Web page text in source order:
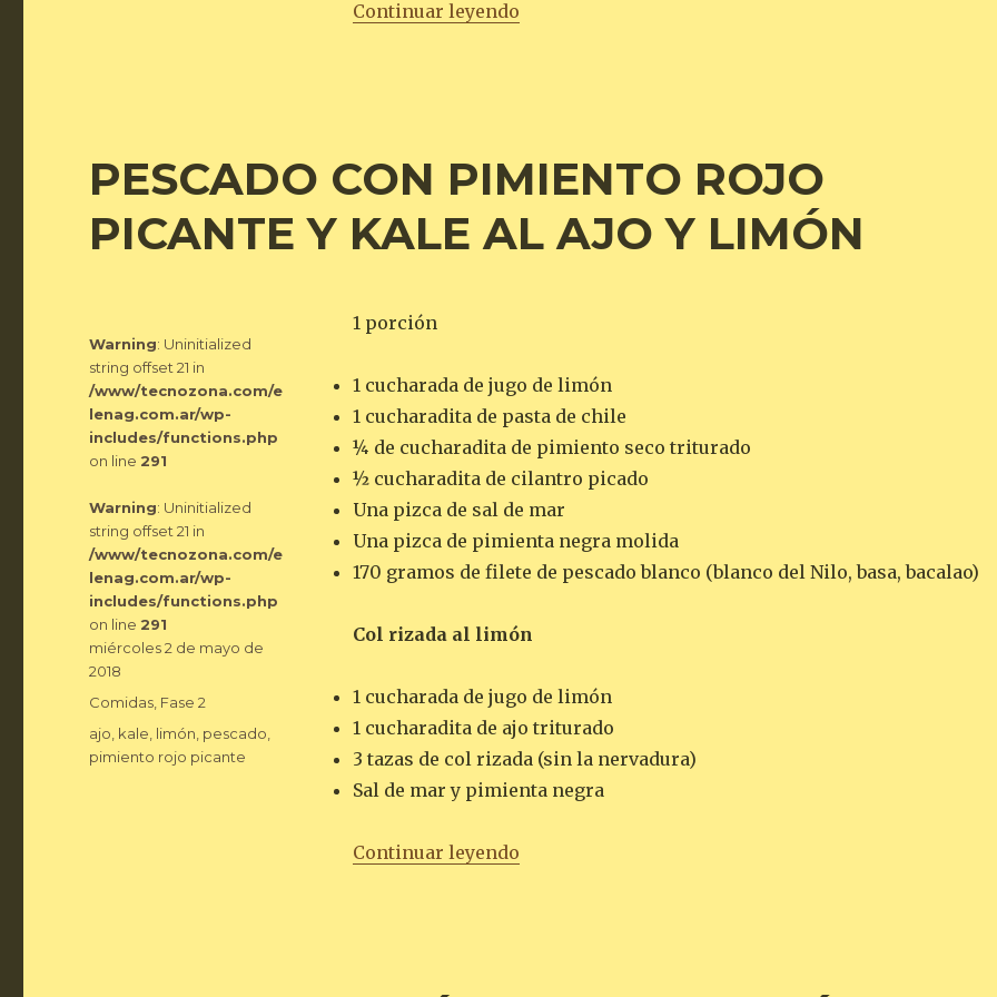
Continuar leyendo«POLLO HORNEADO A LA CANELA Y MOSTAZA CON
PESCADO CON PIMIENTO ROJO
PICANTE Y KALE AL AJO Y LIMÓN
1 porción
1 cucharada de jugo de limón
1 cucharadita de pasta de chile
¼ de cucharadita de pimiento seco triturado
½ cucharadita de cilantro picado
Una pizca de sal de mar
Una pizca de pimienta negra molida
170 gramos de filete de pescado blanco (blanco del Nilo, basa, bacalao)
Col rizada al limón
1 cucharada de jugo de limón
1 cucharadita de ajo triturado
3 tazas de col rizada (sin la nervadura)
Sal de mar y pimienta negra
Continuar leyendo«PESCADO CON PIMIENTO ROJO PICANTE Y KALE AL
Warning: Uninitialized
string offset 21 in
/www/tecnozona.com/e
lenag.com.ar/wp-
includes/functions.php
on line 291
Warning: Uninitialized
string offset 21 in
/www/tecnozona.com/e
lenag.com.ar/wp-
includes/functions.php
on line 291
Publicado
el
miércoles 2 de mayo de
2018
Categorías
Comidas Fase 2
Etiquetas
ajo kale limón pescado
pimiento rojo picante